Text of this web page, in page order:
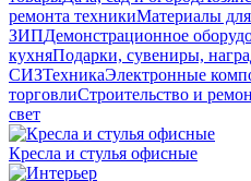
ремонта техникиМатериалы
ЗИПДемонстрационное
кухняПодарки, сувениры,
СИЗТехникаЭлектронные
торговлиСтроительство и
свет
Кресла и стулья офисные